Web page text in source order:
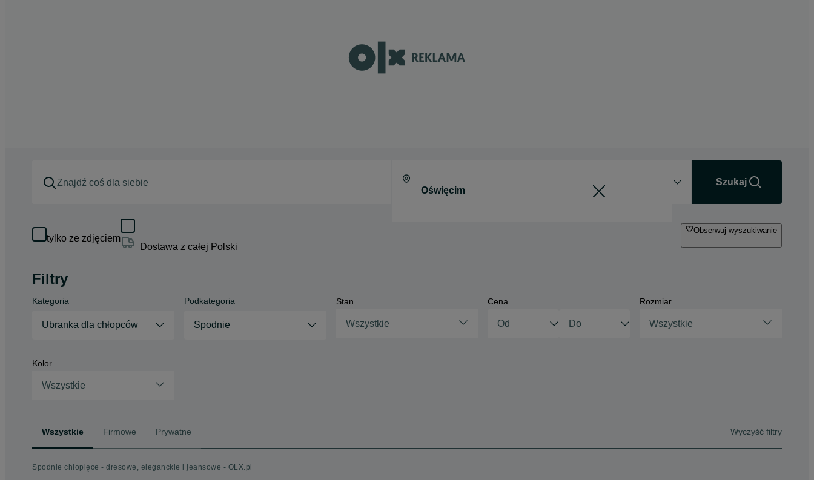
Szukaj
tylko ze zdjęciem
Dostawa z całej Polski
Obserwuj wyszukiwanie
Filtry
Kategoria
Ubranka dla chłopców
Podkategoria
Spodnie
Stan
Wszystkie
Cena Rozmiar
Wszystkie
Kolor
Wszystkie
Wszystkie Firmowe Prywatne Wyczyść filtry
Spodnie chłopięce - dresowe, eleganckie i jeansowe - OLX.pl